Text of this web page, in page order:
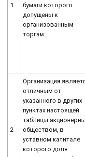
1
бумаги которого
допущены к
организованным
торгам
2
Организация
отличным от
указанного в других
пунктах настоящей
таблицы
обществом, в
уставном капитале
которого доля